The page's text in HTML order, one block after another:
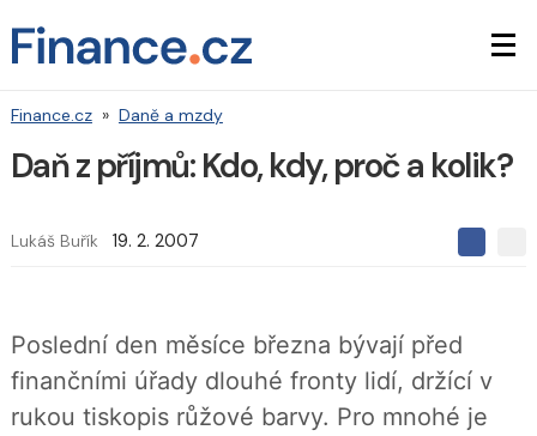
Finance.cz » Daně a mzdy
Daň z příjmů: Kdo, kdy, proč a kolik?
Lukáš Buřík 19. 2. 2007
S
l
e
t
S
a
Poslední den měsíce března bývají před
finančními úřady dlouhé fronty lidí, držící v
rukou tiskopis růžové barvy. Pro mnohé je